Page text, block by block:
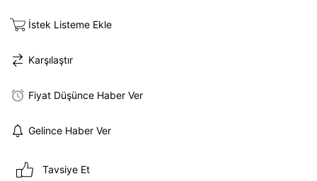
İstek Listeme Ekle
Karşılaştır
Fiyat Düşünce Haber Ver
Gelince Haber Ver
Tavsiye Et